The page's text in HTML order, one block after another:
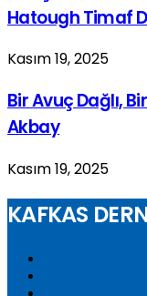
Hatough Timaf
Kasım 19, 2025
Bir Avuç Dağlı,
Akbay
Kasım 19, 2025
KAFKAS